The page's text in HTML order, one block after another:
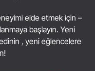
elde etmek için –
başlayın. Yeni
, yeni eğlencelere